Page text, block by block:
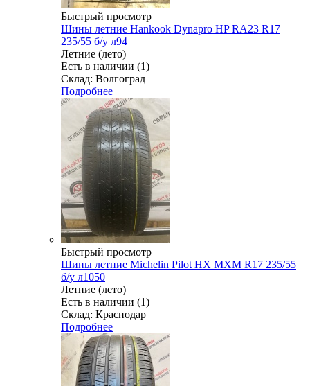
Быстрый просмотр
Шины летние Hankook Dynapro HP RA23 R17
235/55 б/у л94
Летние (лето)
Есть в наличии (1)
Склад: Волгоград
Подробнее
Быстрый просмотр
Шины летние Michelin Pilot HX MXM R17 235/55
б/у л1050
Летние (лето)
Есть в наличии (1)
Склад: Краснодар
Подробнее